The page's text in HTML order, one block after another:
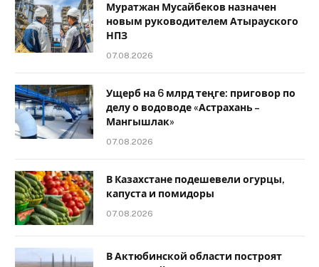
Муратжан Мусайбеков назначен
новым руководителем Атырауского
НПЗ
07.08.2026
Ущерб на 6 млрд теңге: приговор по
делу о водоводе «Астрахань –
Мангышлак»
07.08.2026
В Казахстане подешевели огурцы,
капуста и помидоры
07.08.2026
В Актюбинской области построят